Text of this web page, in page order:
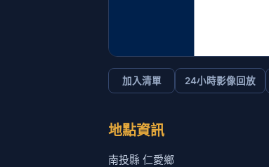
加入清單 24小時影像回放
地點資訊
南投縣 仁愛鄉